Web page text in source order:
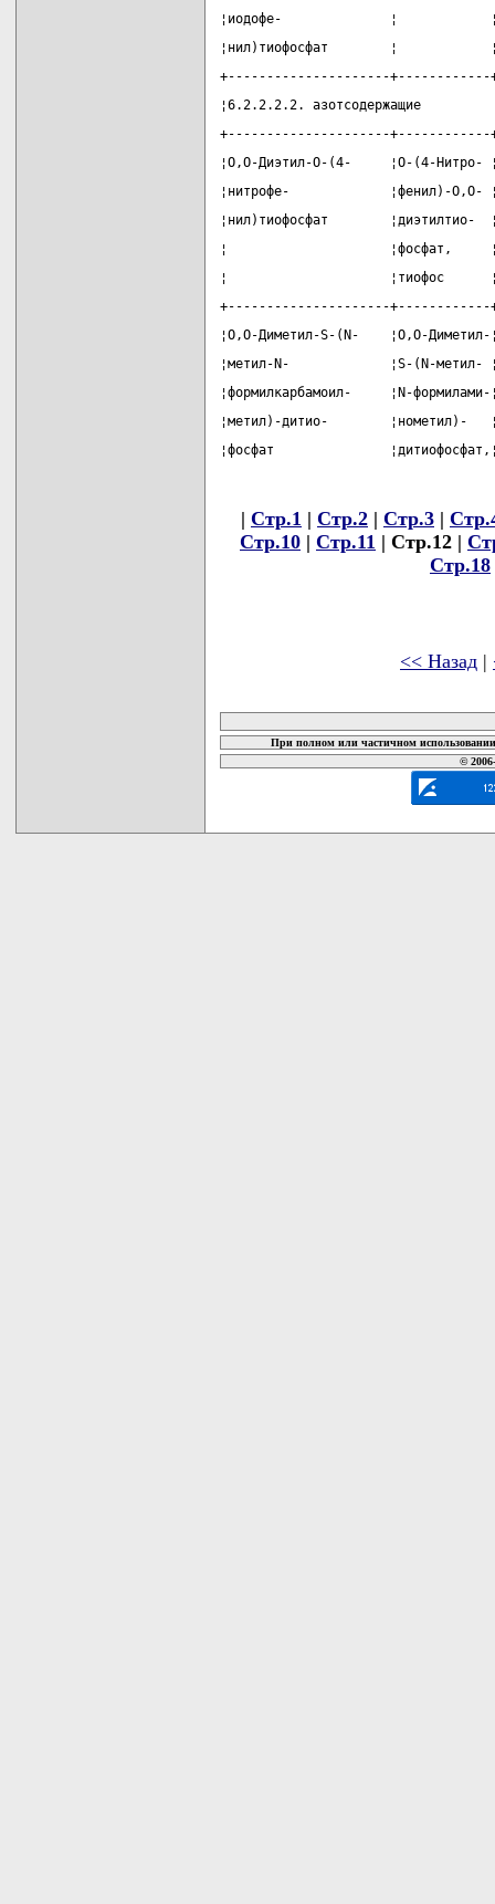
¦иодофе-              ¦
¦нил)тиофосфат        ¦
+---------------------+------------
¦6.2.2.2.2.
+---------------------+------------
¦О,О-Диэтил-О-(4-     ¦О-(4-
¦нитрофе-             ¦фенил)-
¦нил)тиофосфат
¦                     ¦фосфат,
¦                     ¦тиофос
+---------------------+------------
¦О,О-Диметил-S-(N-    ¦О,О-
¦метил-N-             ¦S-(N-
¦формилкарбамоил-     ¦N-
¦метил)-дитио-
¦фосфат
| Стр.1 | Стр.2 | Стр.3 |
Стр.10 | Стр.11 | Стр.12 |
Стр.18
<< Назад |
При полном или частичном
©